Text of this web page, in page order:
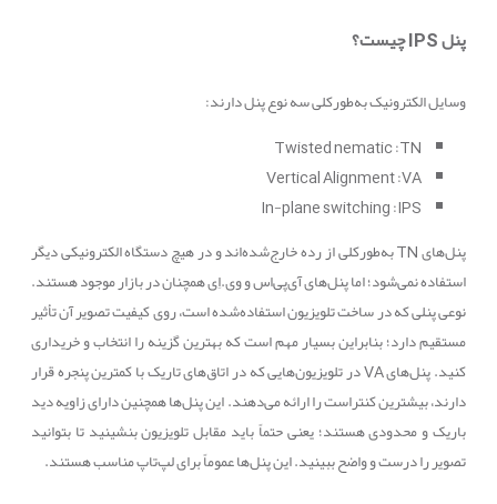
پنلIPSچیست؟
وسایل الکترونیک به‌طورکلی سه نوع پنل دارند:
TN
:
Twisted nematic
VA
:
Vertical Alignment
IPS
:
In-plane switching
پنل‌هایTNبه‌طورکلی از رده خارج‌شده‌اند و در هیچ دستگاه الکترونیکی دیگر
استفاده نمی‌شود؛ اما پنل‌های آی‌پی‌اس و وی.اِی همچنان در بازار موجود هستند.
نوعی پنلی که در ساخت تلویزیون استفاده‌شده است، روی کیفیت تصویر آن تأثیر
مستقیم دارد؛ بنابراین بسیار مهم است که بهترین گزینه را انتخاب و خریداری
کنید. پنل‌هایVAدر تلویزیون‌هایی که در اتاق‌های تاریک با کمترین پنجره قرار
دارند، بیشترین کنتراست را ارائه می‌دهند. این پنل‌ها همچنین دارای زاویه دید
باریک و محدودی هستند؛ یعنی حتماً باید مقابل تلویزیون بنشینید تا بتوانید
تصویر را درست و واضح ببینید. این پنل‌ها عموماً برای لپ‌تاپ مناسب هستند.